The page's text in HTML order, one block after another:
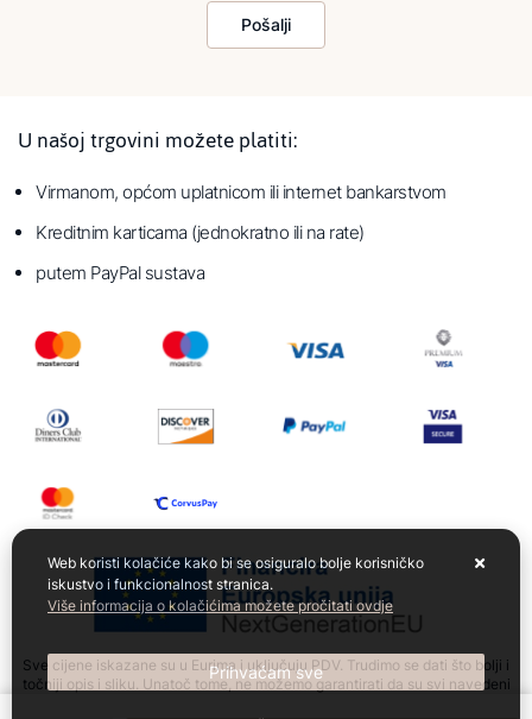
Pošalji
U našoj trgovini možete platiti:
Virmanom, općom uplatnicom ili internet bankarstvom
Kreditnim karticama (jednokratno ili na rate)
putem PayPal sustava
Sve cijene iskazane su u Eurima i uključuju PDV. Trudimo se dati što bolji i
točniji opis i sliku. Unatoč tome, ne možemo garantirati da su svi navedeni
Web koristi kolačiće kako bi se osiguralo bolje korisničko
iskustvo i funkcionalnost stranica.
Više informacija o kolačićima možete pročitati ovdje
Prihvaćam sve